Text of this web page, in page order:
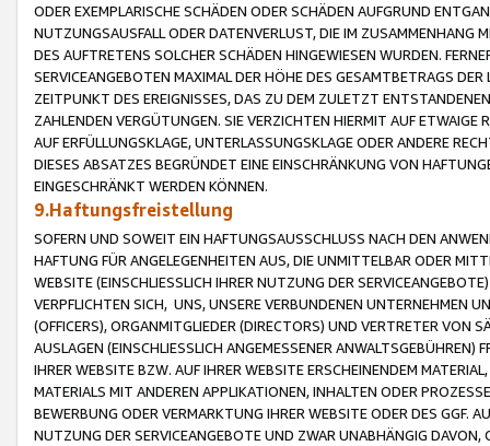
ODER EXEMPLARISCHE SCHÄDEN ODER SCHÄDEN AUFGRUND
NUTZUNGSAUSFALL ODER DATENVERLUST, DIE IM ZUSAMMENHANG
DES AUFTRETENS SOLCHER SCHÄDEN HINGEWIESEN WURDEN.
SERVICEANGEBOTEN MAXIMAL DER HÖHE DES GESAMTBETRAGS
ZEITPUNKT DES EREIGNISSES, DAS ZU DEM ZULETZT
ZAHLENDEN VERGÜTUNGEN. SIE VERZICHTEN HIERMIT AUF
AUF ERFÜLLUNGSKLAGE, UNTERLASSUNGSKLAGE ODER ANDERE
DIESES ABSATZES BEGRÜNDET EINE EINSCHRÄNKUNG VON
EINGESCHRÄNKT WERDEN KÖNNEN.
9.Haftungsfreistellung
SOFERN UND SOWEIT EIN HAFTUNGSAUSSCHLUSS NACH DEN
HAFTUNG FÜR ANGELEGENHEITEN AUS, DIE UNMITTELBAR ODER
WEBSITE (EINSCHLIESSLICH IHRER NUTZUNG DER
VERPFLICHTEN SICH, UNS, UNSERE VERBUNDENEN UNTERNEHMEN
(OFFICERS), ORGANMITGLIEDER (DIRECTORS) UND VERTRETER VON
AUSLAGEN (EINSCHLIESSLICH ANGEMESSENER
IHRER WEBSITE BZW. AUF IHRER WEBSITE ERSCHEINENDEM
MATERIALS MIT ANDEREN APPLIKATIONEN, INHALTEN ODER
BEWERBUNG ODER VERMARKTUNG IHRER WEBSITE ODER DES GGF.
NUTZUNG DER SERVICEANGEBOTE UND ZWAR UNABHÄNGIG